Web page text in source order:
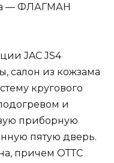
— ФЛАГМАН
JAC JS4
салон из кожзама
кругового
и
приборную
пятую дверь.
причем ОТТС